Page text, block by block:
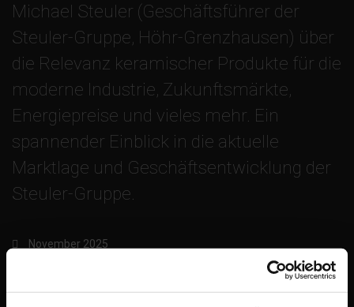
Michael Steuler (Geschäftsführer der
Steuler-Gruppe, Höhr-Grenzhausen) über
die Relevanz keramischer Produkte für die
moderne Industrie, Zukunftsmärkte,
Energiepreise und vieles mehr. Ein
spannender Einblick in die aktuelle
Marktlage und Geschäftsentwicklung der
Steuler-Gruppe.
November 2025